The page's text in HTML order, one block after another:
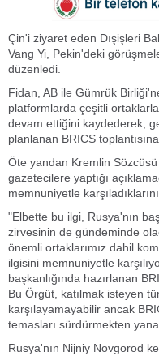
Çin'i ziyaret eden Dışişleri
Vang Yi, Pekin'deki
düzenledi.
Fidan, AB ile Gümrük
platformlarda çeşitli
devam ettiğini kaydederek,
planlanan BRICS
Öte yandan Kremlin
gazetecilere yaptığı
memnuniyetle
"Elbette bu ilgi, Rusya'nın
zirvesinin de gündeminde
önemli ortaklarımız dahil
ilgisini memnuniyetle
başkanlığında hazırlanan
Bu Örgüt, katılmak isteyen
karşılayamayabilir ancak
temasları sürdürmekten
Rusya'nın Nijniy Novgorod